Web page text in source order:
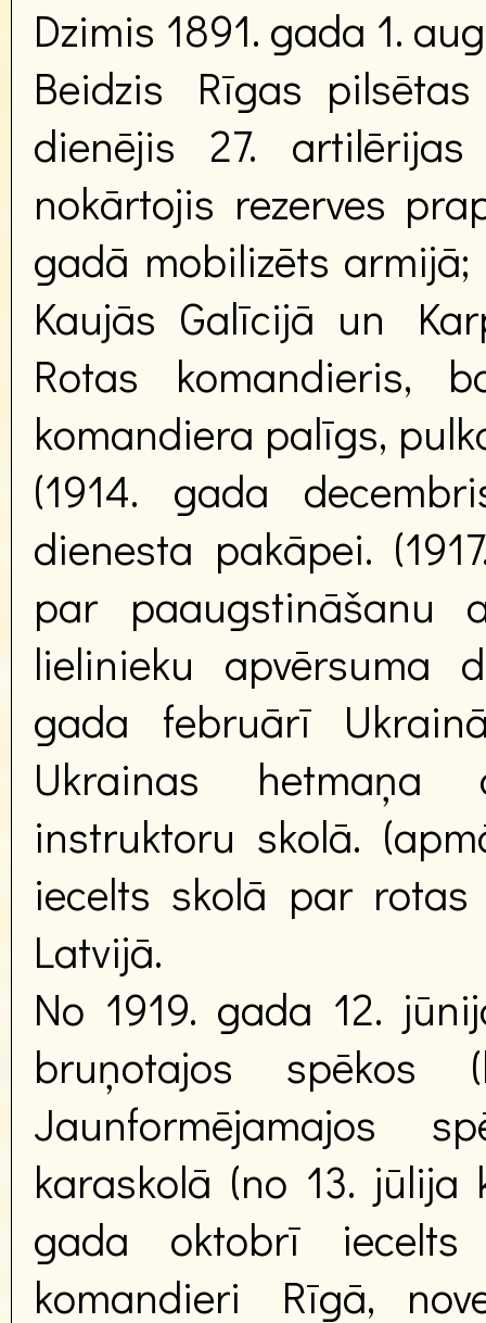
Dzimis 1891. gada 1.
Beidzis Rīgas pilsētas
dienējis 27.
nokārtojis rezerves
gadā mobilizēts
Kaujās Galīcijā un
Rotas komandieris,
komandiera palīgs,
(1914. gada
dienesta pakāpei.
par paaugstināšanu
lielinieku apvērsuma
gada februārī
Ukrainas hetmaņa
instruktoru skolā.
iecelts skolā par rotas
Latvijā.
No 1919. gada 12.
bruņotajos spēkos
Jaunformējamajos
karaskolā (no 13. jūlija
gada oktobrī
komandieri Rīgā,